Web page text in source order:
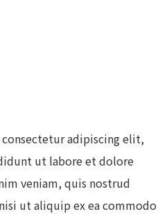
adipiscing elit,
ut labore et dolore
veniam, quis nostrud
ut aliquip ex ea commodo